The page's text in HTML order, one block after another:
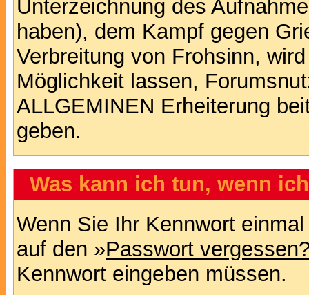
Unterzeichnung des
haben), dem Kampf gegen
Verbreitung von Frohsinn,
Möglichkeit lassen,
ALLGEMINEN Erheiterung
geben.
Was kann ich tun, wenn
Wenn Sie Ihr Kennwort
auf den »Passwort
Kennwort eingeben müssen.